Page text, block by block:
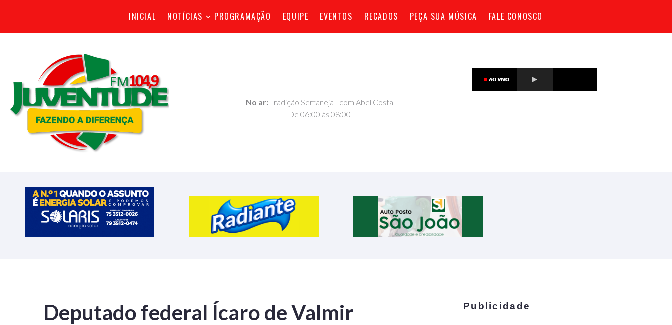
INICIAL NOTÍCIAS PROGRAMAÇÃO EQUIPE EVENTOS RECADOS PEÇA SUA MÚSICA FALE CONOSCO
No ar: Tradição Sertaneja - com Abel Costa
De 06:00 às 08:00
Deputado federal Ícaro de Valmir
Publicidade